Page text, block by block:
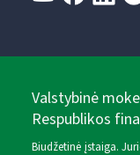
Valstybinė
Respublikos
Biudžetinė įstaiga.